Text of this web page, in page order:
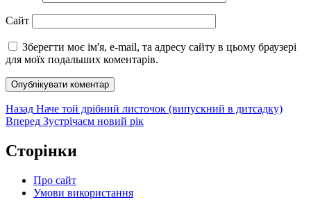
Сайт
Зберегти моє ім'я, e-mail, та адресу сайту в цьому браузері
для моїх подальших коментарів.
Навігація
записів
Назад Попередній
запис:
Наче той дрібний листочок (випускний в дитсадку)
Вперед Наступний
Зустрічаєм новий рік
Сторінки
Про сайт
Умови використання